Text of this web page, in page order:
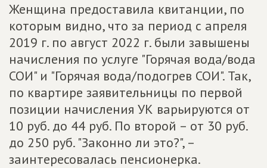
Женщина предоставила квитанции, по
которым видно, что за период с апреля
2019 г. по август 2022 г. были завышены
начисления по услуге "Горячая вода/вода
СОИ" и "Горячая вода/подогрев СОИ". Так,
по квартире заявительницы по первой
позиции начисления УК варьируются от
10 руб. до 44 руб. По второй – от 30 руб.
до 250 руб. "Законно ли это?", –
заинтересовалась пенсионерка.